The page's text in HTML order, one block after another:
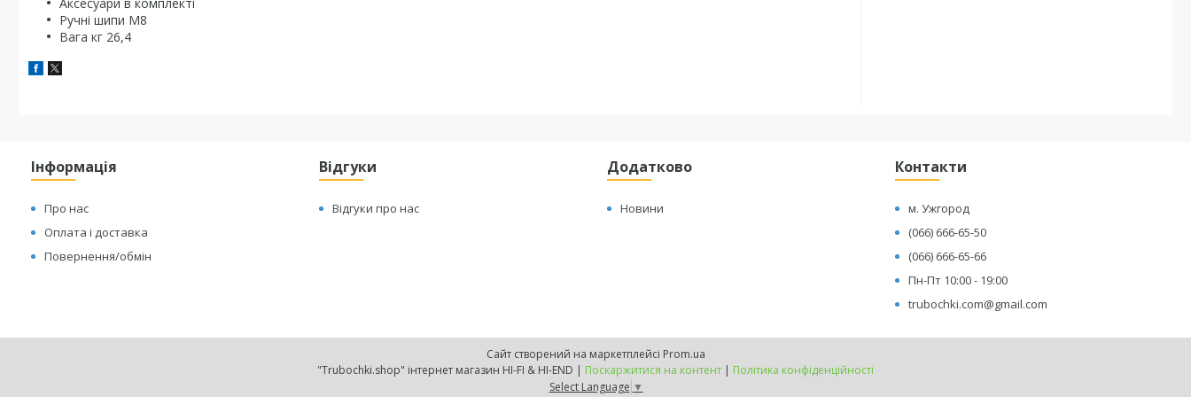
Ручні шипи M8
Вага кг 26,4
Інформація
Про нас
Оплата і доставка
Повернення/обмін
Відгуки
Відгуки про нас
Додатково
Новини
Контакти
м. Ужгород
(066) 666-65-50
(066) 666-65-66
Пн-Пт 10:00 - 19:00
trubochki.com@gmail.com
Сайт створений на маркетплейсі Prom.ua
"Trubochki.shop" інтернет магазин HI-FI & HI-END | Поскаржитися на контент | Політика конфіденційності
Select Language ▼